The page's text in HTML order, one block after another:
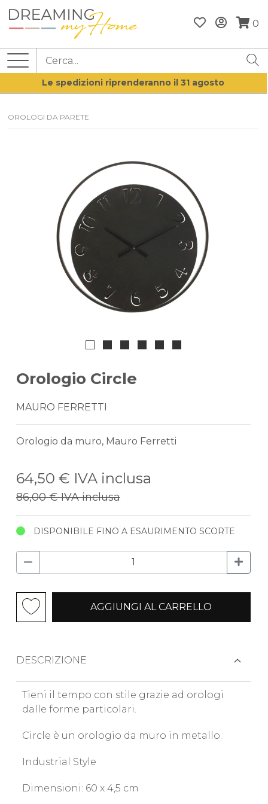
0
Le spedizioni riprenderanno il 31 agosto
OROLOGI DA PARETE
Orologio Circle
MAURO FERRETTI
Orologio da muro, Mauro Ferretti
64,50 € IVA inclusa
86,00 €IVA inclusa
DISPONIBILE FINO A ESAURIMENTO SCORTE
AGGIUNGI AL CARRELLO
DESCRIZIONE
Tieni il tempo con stile grazie ad orologi
dalle forme particolari.
Circle è un orologio da muro in metallo.
Industrial Style
Dimensioni: 60 x 4,5 cm